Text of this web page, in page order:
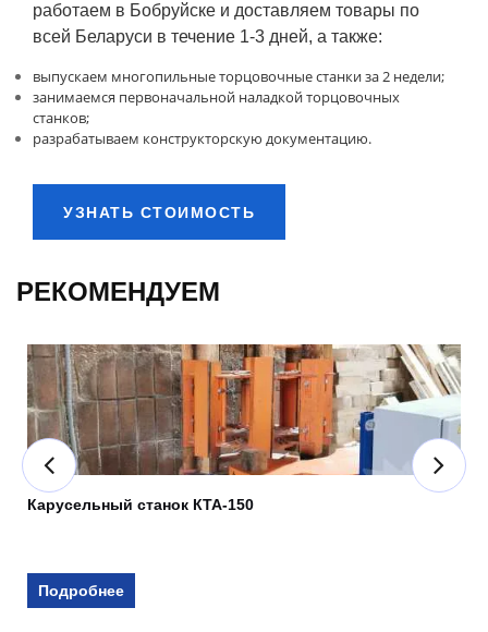
работаем в Бобруйске и доставляем товары по
всей Беларуси в течение 1-3 дней, а также:
выпускаем многопильные торцовочные станки за 2 недели;
занимаемся первоначальной наладкой торцовочных
станков;
разрабатываем конструкторскую документацию.
УЗНАТЬ СТОИМОСТЬ
РЕКОМЕНДУЕМ
Карусельный станок КТА-150
Подробнее